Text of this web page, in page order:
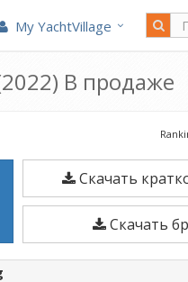
My YachtVillage
В продаже
6
Sun
Скачать
Скачать